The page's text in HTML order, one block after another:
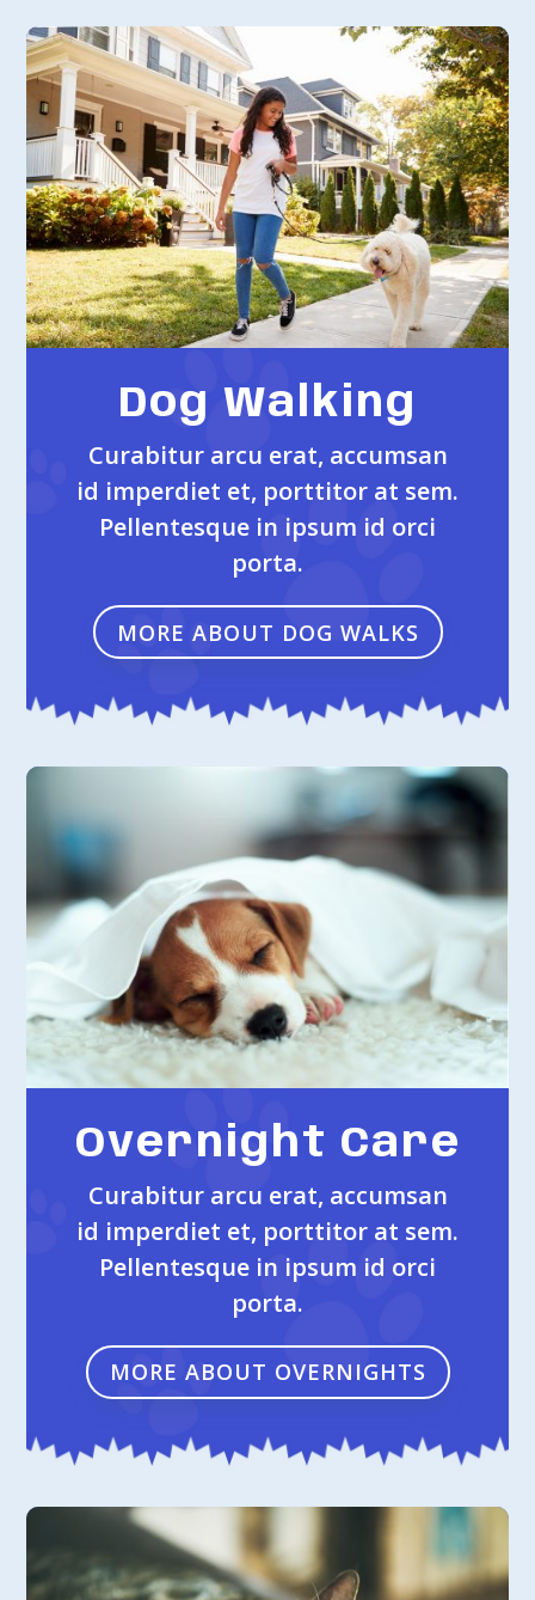
Dog Walking
Curabitur arcu erat, accumsan
id imperdiet et, porttitor at sem.
Pellentesque in ipsum id orci
porta.
MORE ABOUT DOG WALKS
Overnight Care
Curabitur arcu erat, accumsan
id imperdiet et, porttitor at sem.
Pellentesque in ipsum id orci
porta.
MORE ABOUT OVERNIGHTS